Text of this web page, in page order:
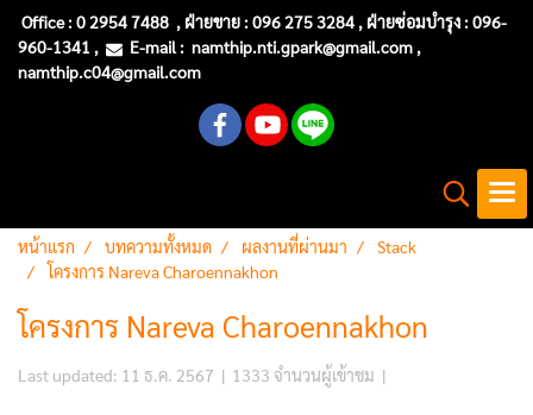
Office :0 2954 7488 , ฝ่ายขาย : 096 275 3284 , ฝ่ายซ่อมบำรุง :096-
960-1341 , E-mail : namthip.nti.gpark@gmail.com ,
namthip.c04@gmail.com
หน้าแรก บทความทั้งหมด ผลงานที่ผ่านมา
Stack
โครงการ Nareva Charoennakhon
โครงการ Nareva Charoennakhon
Last updated: 11 ธ.ค. 2567 | 1333 จำนวนผู้เข้าชม |